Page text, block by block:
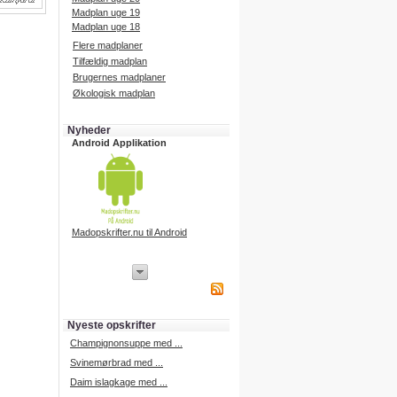
Madplan uge 19
Madplan uge 18
Flere madplaner
Tilfældig madplan
Brugernes madplaner
Økologisk madplan
Nyheder
Android Applikation
Madopskrifter.nu til Android
iPhone udvikling
Nyeste opskrifter
Champignonsuppe med ...
Svinemørbrad med ...
Daim islagkage med ...